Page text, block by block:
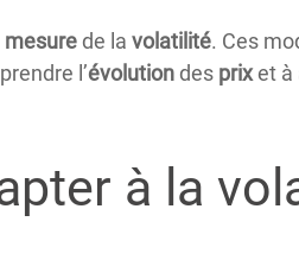
mesure de la volatilité. Ces
l’évolution des prixet à
à la